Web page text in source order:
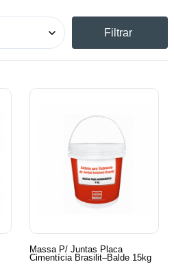
Filtrar
Massa P/ Juntas Placa
Cimentícia Brasilit–Balde 15kg